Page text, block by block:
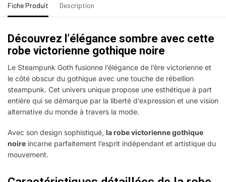
Fiche Produit Description
Découvrez l’élégance sombre avec cette
robe victorienne gothique noire
Le Steampunk Goth fusionne l’élégance de l’ère victorienne et
le côté obscur du gothique avec une touche de rébellion
steampunk. Cet univers unique propose une esthétique à part
entière qui se démarque par la liberté d’expression et une vision
alternative du monde à travers la mode.
Avec son design sophistiqué, la robe victorienne gothique
noire incarne parfaitement l’esprit indépendant et artistique du
mouvement.